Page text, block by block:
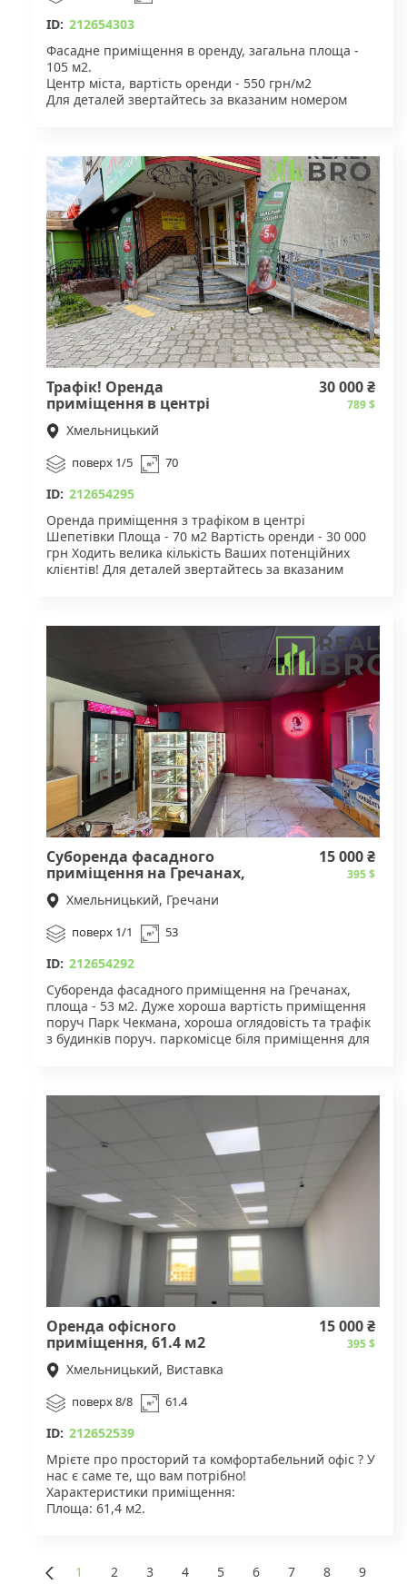
ID: 212654303
Фасадне приміщення в оренду, загальна площа -
105 м2.
Центр міста, вартість оренди - 550 грн/м2
Для деталей звертайтесь за вказаним номером
Трафік! Оренда
приміщення в центрі
Шепетівки
30 000 ₴
789 $
Хмельницький
поверх 1/5 70
ID: 212654295
Оренда приміщення з трафіком в центрі
Шепетівки Площа - 70 м2 Вартість оренди - 30 000
грн Ходить велика кількість Ваших потенційних
клієнтів! Для деталей звертайтесь за вказаним
Суборенда фасадного
приміщення на Гречанах,
53 м2
15 000 ₴
395 $
Хмельницький, Гречани
поверх 1/1 53
ID: 212654292
Суборенда фасадного приміщення на Гречанах,
площа - 53 м2. Дуже хороша вартість приміщення
поруч Парк Чекмана, хороша оглядовість та трафік
з будинків поруч. паркомісце біля приміщення для
Оренда офісного
приміщення, 61.4 м2
15 000 ₴
395 $
Хмельницький, Виставка
поверх 8/8 61.4
ID: 212652539
Мрієте про просторий та комфортабельний офіс ? У
нас є саме те, що вам потрібно!
Характеристики приміщення:
Площа: 61,4 м2.
перегляд цього унікального офісу!
1 2 3 4 5 6 7 8
9